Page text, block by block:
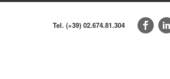
Tel. (+39) 02.674.81.304